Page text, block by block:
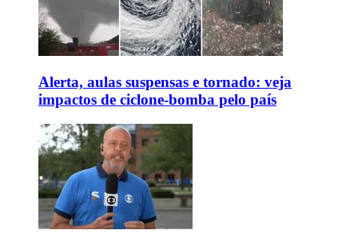
Alerta, aulas suspensas e tornado: veja
impactos de ciclone-bomba pelo país